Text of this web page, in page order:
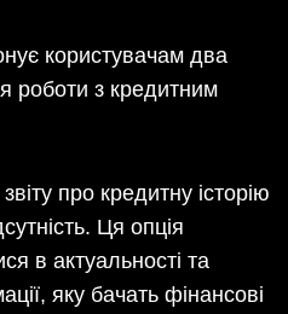
користувачам два
роботи з кредитним
про кредитну історію
Ця опція
в актуальності та
яку бачать фінансові